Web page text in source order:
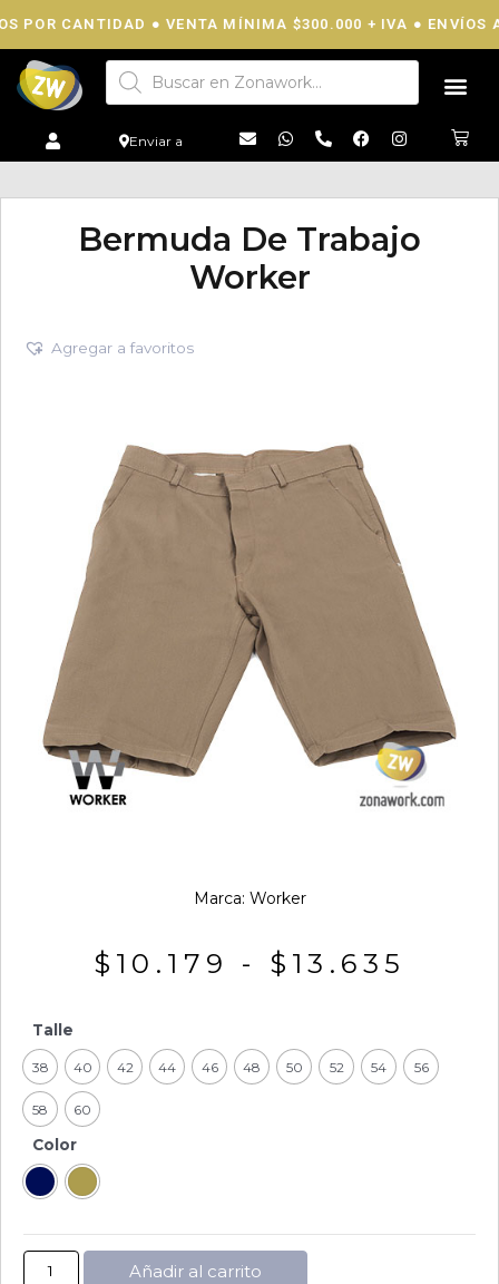
POR CANTIDAD ● VENTA MÍNIMA $300.000 + IVA ● ENVÍOS A
Enviar a
Bermuda De Trabajo
Worker
Agregar a favoritos
Marca: Worker
$ 10.179 - $ 13.635
Talle
38 40 42 44 46 48 50 52 54 56
58 60
Color
Añadir al carrito